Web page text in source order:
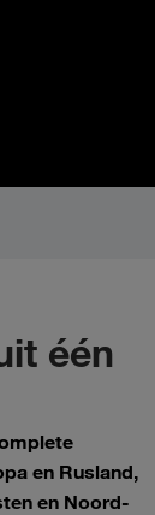
één
en Rusland,
en Noord-